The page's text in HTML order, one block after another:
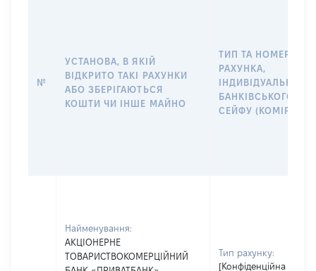
№
УСТАНОВА, В ЯКІЙ
ВІДКРИТО ТАКІ РАХУНКИ
АБО ЗБЕРІГАЮТЬСЯ
КОШТИ ЧИ ІНШЕ МАЙНО
ТИП ТА НОМЕР
РАХУНКА,
ІНДИВІДУАЛЬНОГО
БАНКІВСЬКОГО
СЕЙФУ (КОМІРКИ)
Найменування:
АКЦІОНЕРНЕ
ТОВАРИСТВОКОМЕРЦІЙНИЙ
Тип рахунку:
[Конфіденційна